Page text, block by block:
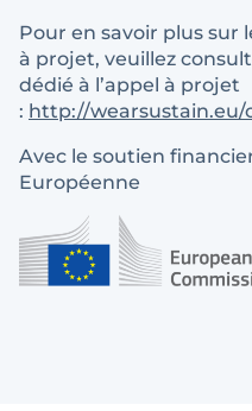
Pour en savoir plus sur
à projet, veuillez
dédié à l’appel à projet
: http://wearsustain.eu/
Avec le soutien
Européenne